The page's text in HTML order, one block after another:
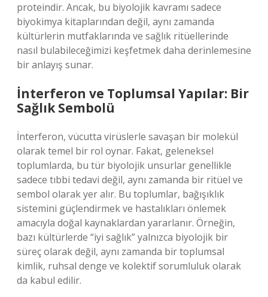
proteindir. Ancak, bu biyolojik kavramı sadece
biyokimya kitaplarından değil, aynı zamanda
kültürlerin mutfaklarında ve sağlık ritüellerinde
nasıl bulabileceğimizi keşfetmek daha derinlemesine
bir anlayış sunar.
İnterferon ve Toplumsal Yapılar: Bir
Sağlık Sembolü
İnterferon, vücutta virüslerle savaşan bir molekül
olarak temel bir rol oynar. Fakat, geleneksel
toplumlarda, bu tür biyolojik unsurlar genellikle
sadece tıbbi tedavi değil, aynı zamanda bir ritüel ve
sembol olarak yer alır. Bu toplumlar, bağışıklık
sistemini güçlendirmek ve hastalıkları önlemek
amacıyla doğal kaynaklardan yararlanır. Örneğin,
bazı kültürlerde “iyi sağlık” yalnızca biyolojik bir
süreç olarak değil, aynı zamanda bir toplumsal
kimlik, ruhsal denge ve kolektif sorumluluk olarak
da kabul edilir.